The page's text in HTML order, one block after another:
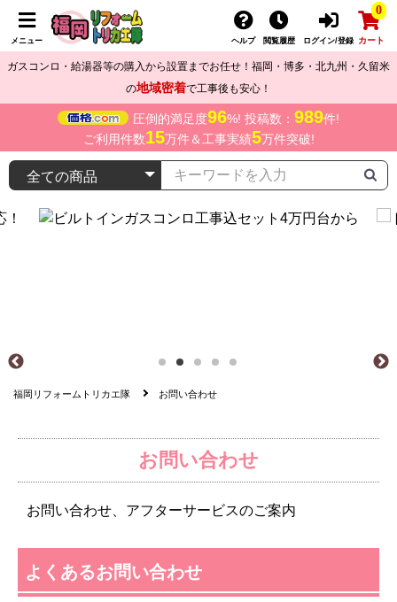
メニュー ヘルプ 閲覧履歴 ログイン/登録
0
カート
ガスコンロ・給湯器等の購入から設置までお任せ！福岡・博多・北九州・久留米
の地域密着で工事後も安心！
圧倒的満足度96%! 投稿数： 989件!
ご利用件数15万件＆工事実績5万件突破!
福岡リフォームトリカエ隊 お問い合わせ
お問い合わせ
お問い合わせ、アフターサービスのご案内
よくあるお問い合わせ